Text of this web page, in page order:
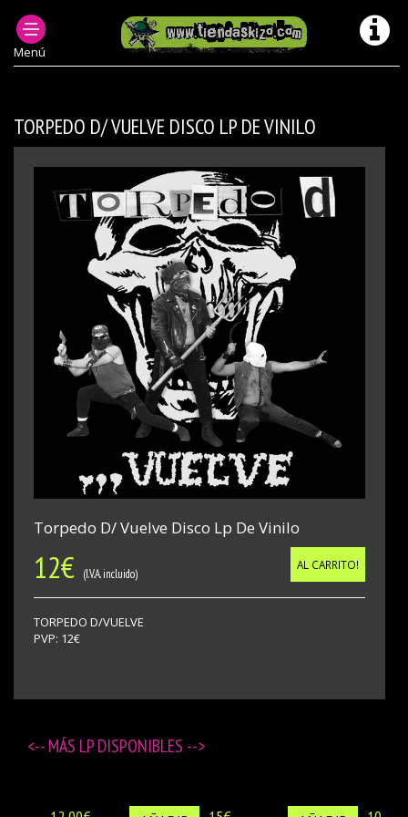
Menú
MUSICA PUNK OI! Y +
DISCOS DE VINILO PUNK OI
DISCOS DE VINILO PUNK OI LP
TORPEDO D/ VUELVE DISCO LP DE VINILO
Torpedo D/ Vuelve Disco Lp De Vinilo
12€ (I.V.A. incluido)
AL CARRITO!
TORPEDO D/VUELVE
PVP: 12€
<-- MÁS LP DISPONIBLES -->